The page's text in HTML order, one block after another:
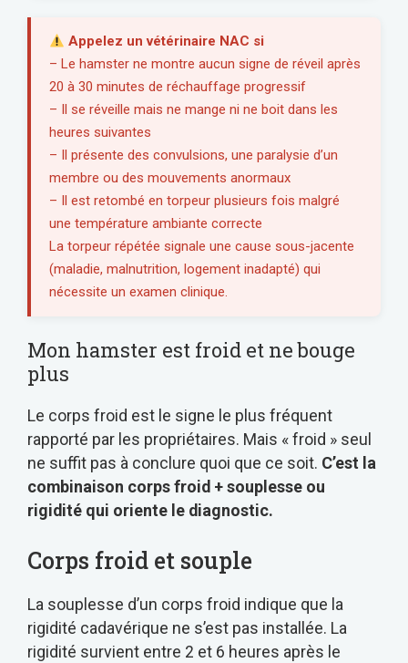
Appelez un vétérinaire NAC si
– Le hamster ne montre aucun signe de réveil après
20 à 30 minutes de réchauffage progressif
– Il se réveille mais ne mange ni ne boit dans les
heures suivantes
– Il présente des convulsions, une paralysie d’un
membre ou des mouvements anormaux
– Il est retombé en torpeur plusieurs fois malgré
une température ambiante correcte
La torpeur répétée signale une cause sous-jacente
(maladie, malnutrition, logement inadapté) qui
nécessite un examen clinique.
Mon hamster est froid et ne bouge
plus
Le corps froid est le signe le plus fréquent
rapporté par les propriétaires. Mais « froid » seul
ne suffit pas à conclure quoi que ce soit. C’est la
combinaison corps froid + souplesse ou
rigidité qui oriente le diagnostic.
Corps froid et souple
La souplesse d’un corps froid indique que la
rigidité cadavérique ne s’est pas installée. La
rigidité survient entre 2 et 6 heures après le